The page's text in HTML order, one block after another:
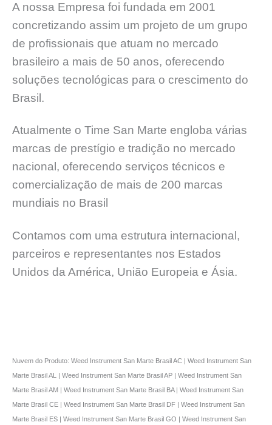
A nossa Empresa foi fundada em 2001
concretizando assim um projeto de um grupo
de profissionais que atuam no mercado
brasileiro a mais de 50 anos, oferecendo
soluções tecnológicas para o crescimento do
Brasil.
Atualmente o Time San Marte engloba várias
marcas de prestígio e tradição no mercado
nacional, oferecendo serviços técnicos e
comercialização de mais de 200 marcas
mundiais no Brasil
Contamos com uma estrutura internacional,
parceiros e representantes nos Estados
Unidos da América, União Europeia e Ásia.
Nuvem do Produto: Weed Instrument San Marte Brasil AC | Weed Instrument San
Marte Brasil AL | Weed Instrument San Marte Brasil AP | Weed Instrument San
Marte Brasil AM | Weed Instrument San Marte Brasil BA | Weed Instrument San
Marte Brasil CE | Weed Instrument San Marte Brasil DF | Weed Instrument San
Marte Brasil ES | Weed Instrument San Marte Brasil GO | Weed Instrument San